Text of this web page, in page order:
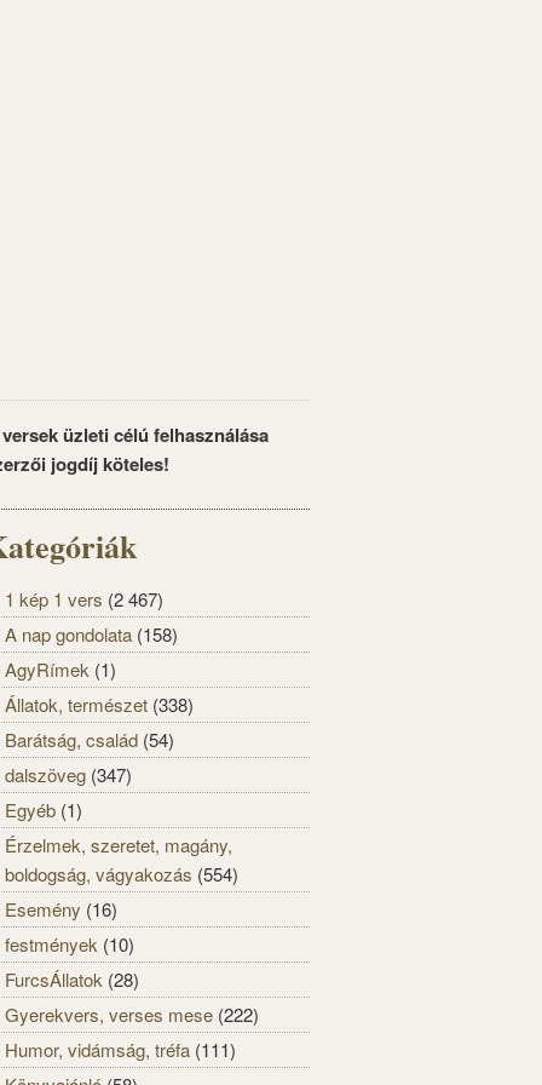
üzleti célú felhasználása
jogdíj köteles!
1 kép 1 vers (2 467)
A nap gondolata (158)
AgyRímek (1)
Állatok, természet (338)
Barátság, család (54)
dalszöveg (347)
Egyéb (1)
Érzelmek, szeretet, magány,
boldogság, vágyakozás (554)
Esemény (16)
festmények (10)
FurcsÁllatok (28)
Gyerekvers, verses mese (222)
Humor, vidámság, tréfa (111)